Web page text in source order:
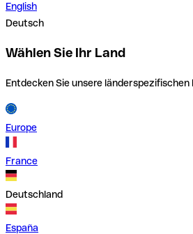
English
Deutsch
Wählen Sie Ihr Land
Entdecken Sie unsere
Europe
France
Deutschland
España